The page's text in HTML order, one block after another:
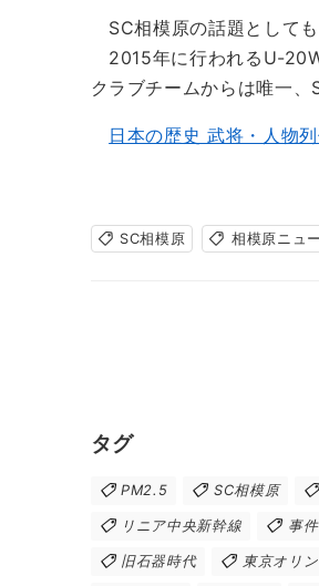
SC相模原の話題としても
2015年に行われるU-
クラブチームからは唯一
日本の歴史 武将・人物
SC相模原 相模原ニュ
タグ
PM2.5 SC相模原
リニア中央新幹線 事件
旧石器時代 東京オリ